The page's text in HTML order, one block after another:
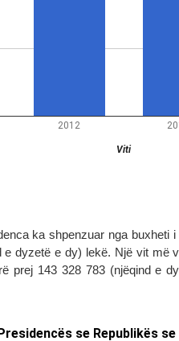
ka shpenzuar nga buxheti
e dyzetë e dy) lekë. Një vit më
prej 143 328 783 (njëqind e